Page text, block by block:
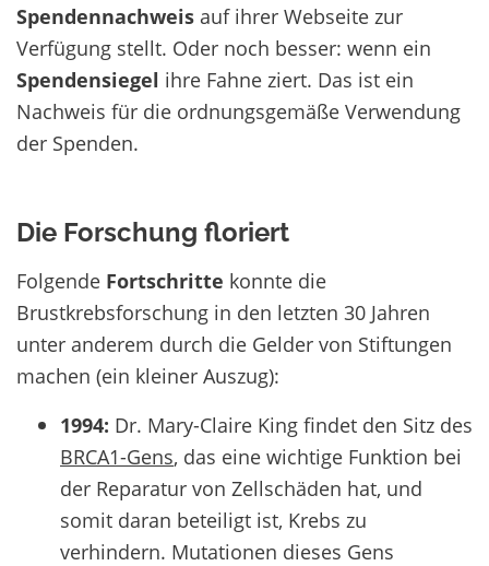
Spendennachweis auf ihrer Webseite zur
Verfügung stellt. Oder noch besser: wenn ein
Spendensiegel ihre Fahne ziert. Das ist ein
Nachweis für die ordnungsgemäße Verwendung
der Spenden.
Die Forschung floriert
Folgende Fortschritte konnte die
Brustkrebsforschung in den letzten 30 Jahren
unter anderem durch die Gelder von Stiftungen
machen (ein kleiner Auszug):
1994: Dr. Mary-Claire King findet den Sitz des
BRCA1-Gens, das eine wichtige Funktion bei
der Reparatur von Zellschäden hat, und
somit daran beteiligt ist, Krebs zu
verhindern. Mutationen dieses Gens